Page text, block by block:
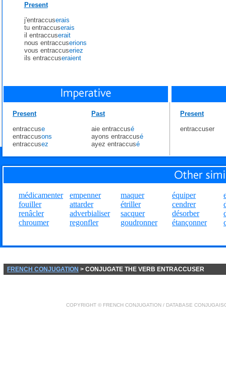
Present
j'entraccuserais
tu entraccuserais
il entraccuserait
nous entraccuserions
vous entraccuseriez
ils entraccuseraient
Present
entraccuse
entraccusons
entraccusez
Past
aie entraccusé
ayons entraccusé
ayez entraccusé
Present
entraccuser
médicamenter
fouiller
renâcler
chroumer
empenner
attarder
adverbialiser
regonfler
maquer
étriller
sacquer
goudronner
équiper
cendrer
désorber
étançonner
FRENCH CONJUGATION > CONJUGATE THE VERB ENTRACCUSER
COPYRIGHT © FRENCH CONJUGATION / DATABASE